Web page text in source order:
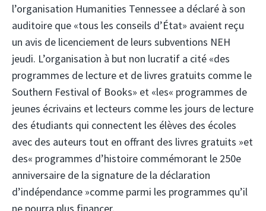
l’organisation Humanities Tennessee a déclaré à son
auditoire que «tous les conseils d’État» avaient reçu
un avis de licenciement de leurs subventions NEH
jeudi. L’organisation à but non lucratif a cité «des
programmes de lecture et de livres gratuits comme le
Southern Festival of Books» et «les« programmes de
jeunes écrivains et lecteurs comme les jours de lecture
des étudiants qui connectent les élèves des écoles
avec des auteurs tout en offrant des livres gratuits »et
des« programmes d’histoire commémorant le 250e
anniversaire de la signature de la déclaration
d’indépendance »comme parmi les programmes qu’il